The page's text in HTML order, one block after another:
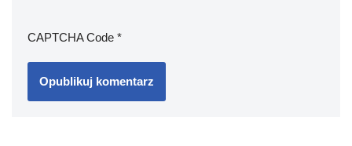
CAPTCHA Code *